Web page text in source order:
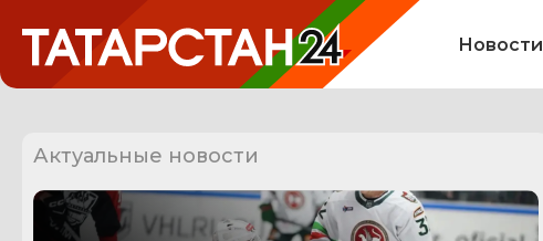
Новости
Актуальные новости